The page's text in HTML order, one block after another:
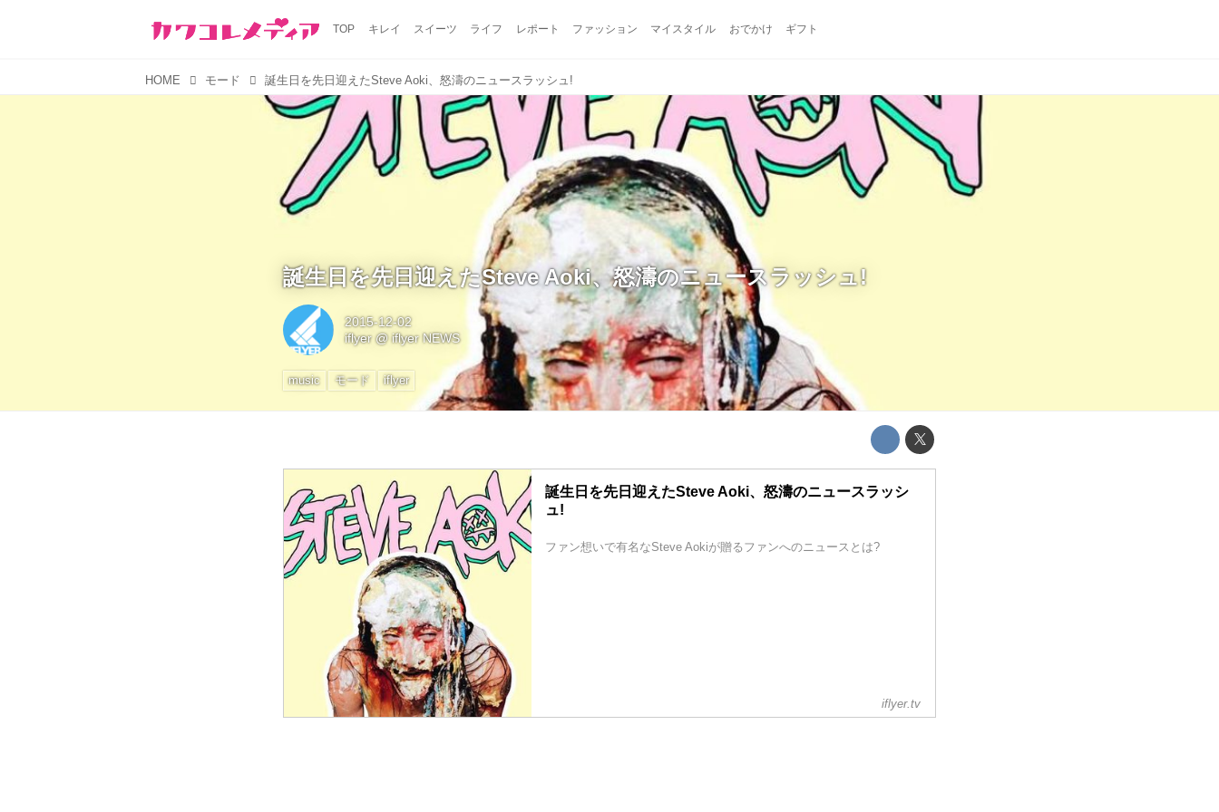
TOP キレイ スイーツ ライフ レポート ファッション マイスタイル おでかけ ギフト
HOME モード 誕生日を先日迎えたSteve Aoki、怒濤のニュースラッシュ!
誕生日を先日迎えたSteve Aoki、怒濤のニュースラッシュ!
2015-12-02
iflyer @iflyer NEWS
music モード iflyer
誕生日を先日迎えたSteve Aoki、怒濤のニュースラッシ
ュ!
ファン想いで有名なSteve Aokiが贈るファンへのニュースとは?
iflyer.tv